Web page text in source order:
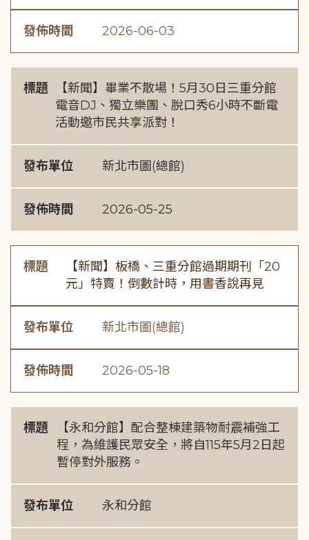
發佈時間 2026-06-03
標題
【新聞】畢業不散場！5月30日三重分館
電音DJ、獨立樂團、脫口秀6小時不斷電
活動邀市民共享派對！
發布單位 新北市圖(總館)
發佈時間 2026-05-25
標題
【新聞】板橋、三重分館過期期刊「20
元」特賣！倒數計時，用書香說再見
發布單位 新北市圖(總館)
發佈時間 2026-05-18
標題
【永和分館】配合整棟建築物耐震補強工
程，為維護民眾安全，將自115年5月2日起
暫停對外服務。
發布單位 永和分館